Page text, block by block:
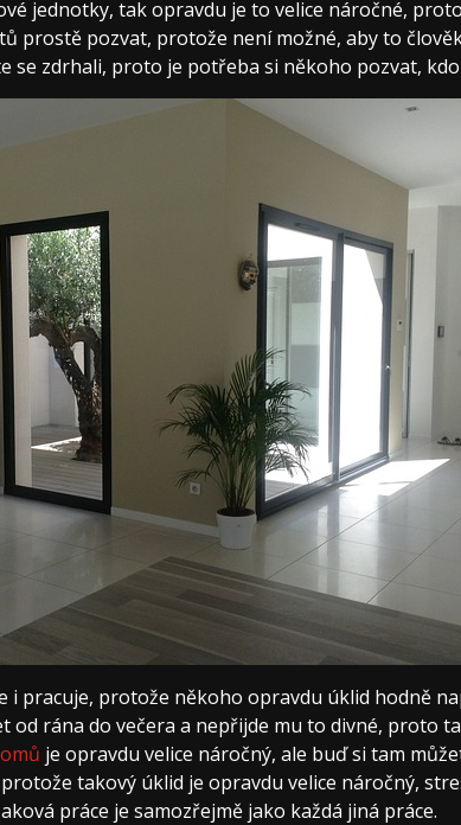
jednotky, tak opravdu je to velice náročné,
prostě pozvat, protože není možné, aby to
se zdrhali, proto je potřeba si někoho pozvat,
i pracuje, protože někoho opravdu úklid hodně
od rána do večera a nepřijde mu to divné, proto
je opravdu velice náročný, ale buď si tam
takový úklid je opravdu velice náročný,
práce je samozřejmě jako každá jiná práce.